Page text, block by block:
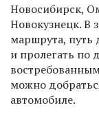
Новосибирск,
Новокузнецк. В
маршрута, путь
и пролегать по
можно
автомобиле.